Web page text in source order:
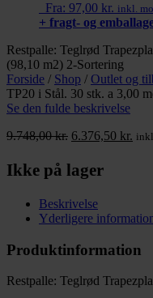
Fra: 97,00 kr. inkl.
+ fragt- og
Restpalle: Teglrød
(98,10 m2) 2-Sortering
Forside / Shop / Outlet og
TP20 i Stål. 30 stk. a 3,00
Se den fulde beskrivelse
9.748,00kr. Den
pris
var:
6.376,50 kr. Den
Ikke på lager
Beskrivelse
Yderligere
Produktinformation
Restpalle: Teglrød